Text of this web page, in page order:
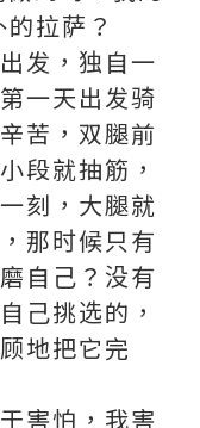
拉萨？
发，独自一
一天出发骑
苦，双腿前
段就抽筋，
刻，大腿就
那时候只有
自己？没有
己挑选的，
地把它完
害怕，我害